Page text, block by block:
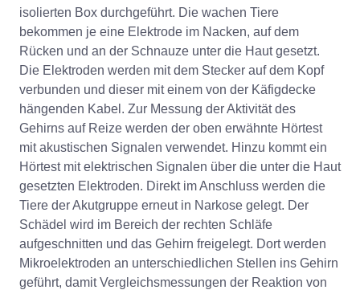
isolierten Box durchgeführt. Die wachen Tiere
bekommen je eine Elektrode im Nacken, auf dem
Rücken und an der Schnauze unter die Haut gesetzt.
Die Elektroden werden mit dem Stecker auf dem Kopf
verbunden und dieser mit einem von der Käfigdecke
hängenden Kabel. Zur Messung der Aktivität des
Gehirns auf Reize werden der oben erwähnte Hörtest
mit akustischen Signalen verwendet. Hinzu kommt ein
Hörtest mit elektrischen Signalen über die unter die Haut
gesetzten Elektroden. Direkt im Anschluss werden die
Tiere der Akutgruppe erneut in Narkose gelegt. Der
Schädel wird im Bereich der rechten Schläfe
aufgeschnitten und das Gehirn freigelegt. Dort werden
Mikroelektroden an unterschiedlichen Stellen ins Gehirn
geführt, damit Vergleichsmessungen der Reaktion von